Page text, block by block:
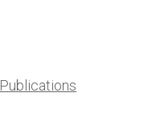
Publications